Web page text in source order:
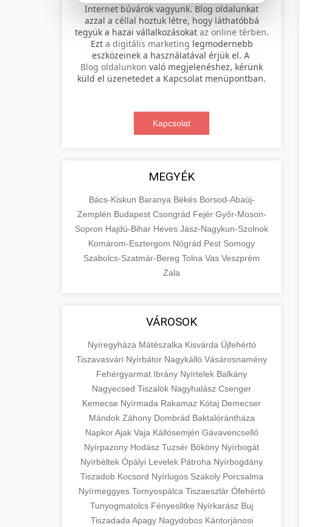
roller szervíz
+
Professional electric scooter repair and
maintenance services. Expert
technicians provide quality service for
all major brands and models.
scooter repair shop
📊 2. online marketing
ügynökség
+
services including SEO, social media
management, and digital advertising.
aimarketingugynokseg.hu
digital agency services
🛴 3. legjobb elektromos
market. Compare top models, features,
and prices to make an informed
purchase decision.
View Top Models
e-scooter reviews
High-quality backlink acquisition
services to boost your website's
authority and search engine rankings.
White-hat techniques only.
quality backlink service
📦 5. termékek és
szolgáltatások
+
services in economics and business.
Learn about product types and service
categories.
en.wikipedia.org
economic concepts
🚀 8. seo ügynökség +
Expert search engine optimization
services to improve your website's
visibility and organic traffic. Technical
SEO, content optimization, and more.
onlinemarketing101.biz
search optimization experts
💎 9. mellplasztika +
Professional breast augmentation
services with experienced surgeons.
Learn about procedures, recovery, and
consultation options for cosmetic
enhancement.
szeptest.com
✨ 10. hasplasztika +
Expert tummy tuck procedures to
achieve a flatter, more toned
abdomen. Consultation with certified
plastic surgeons and comprehensive
👁️ szemhejplasztika +
Professional blepharoplasty
Internet búvárok vagyunk. Blog oldalunkat
azzal a céllal hoztuk létre, hogy láthatóbbá
tegyük a hazai vállalkozásokat az online térben.
Ezt a digitális marketing legmodernebb
eszközeinek a használatával érjük el. A
Blog oldalunkon való megjelenéshez, kérünk
küld el üzenetedet a Kapcsolat menüpontban.
Kapcsolat
MEGYÉK
Bács-Kiskun Baranya Békés Borsod-Abaúj-
Zemplén Budapest Csongrád Fejér Győr-Moson-
Sopron Hajdú-Bihar Heves Jász-Nagykun-Szolnok
Komárom-Esztergom Nógrád Pest Somogy
Szabolcs-Szatmár-Bereg Tolna Vas Veszprém
Zala
VÁROSOK
Nyíregyháza Mátészalka Kisvárda Újfehértó
Tiszavasvári Nyírbátor Nagykálló Vásárosnamény
Fehérgyarmat Ibrány Nyírtelek Balkány
Nagyecsed Tiszalök Nagyhalász Csenger
Kemecse Nyírmada Rakamaz Kótaj Demecser
Mándok Záhony Dombrád Baktalórántháza
NapkorAjak Vaja Kállósemjén Gávavencsellő
Nyírpazony Hodász Tuzsér Bököny Nyírbogát
Nyírbéltek Ópályi Levelek Pátroha Nyírbogdány
Tiszadob Kocsord Nyírlugos Szakoly Porcsalma
Nyírmeggyes Tornyospálca Tiszaeszlár Ófehértó
Tunyogmatolcs Fényeslitke Nyírkarász Buj
Tiszadada Apagy Nagydobos Kántorjánosi